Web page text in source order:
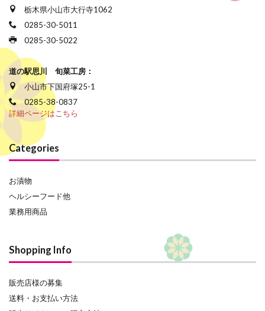
栃木県小山市大行寺1062
0285-30-5011
0285-30-5022
道の駅思川 旬菜工房：
小山市下国府塚25-1
0285-38-0837
詳細ページはこちら
Categories
お漬物
ヘルシーフード他
業務用商品
Shopping Info
販売店様の募集
送料・お支払い方法